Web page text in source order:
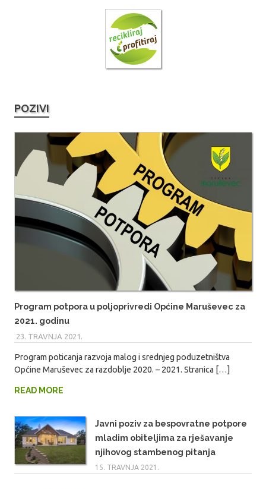
POZIVI
Program potpora u poljoprivredi Općine Maruševec za
2021. godinu
23. TRAVNJA 2021.
Program poticanja razvoja malog i srednjeg poduzetništva
Općine Maruševec za razdoblje 2020. – 2021. Stranica […]
READ MORE
Javni poziv za bespovratne potpore
mladim obiteljima za rješavanje
njihovog stambenog pitanja
15. TRAVNJA 2021.